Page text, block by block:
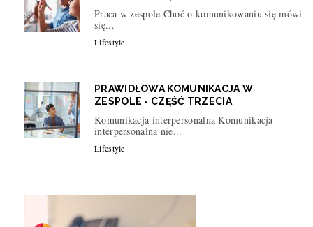
Praca w zespole Choć o komunikowaniu się mówi
się...
Lifestyle
PRAWIDŁOWA KOMUNIKACJA W
ZESPOLE - CZĘŚĆ TRZECIA
Komunikacja interpersonalna Komunikacja
interpersonalna nie...
Lifestyle